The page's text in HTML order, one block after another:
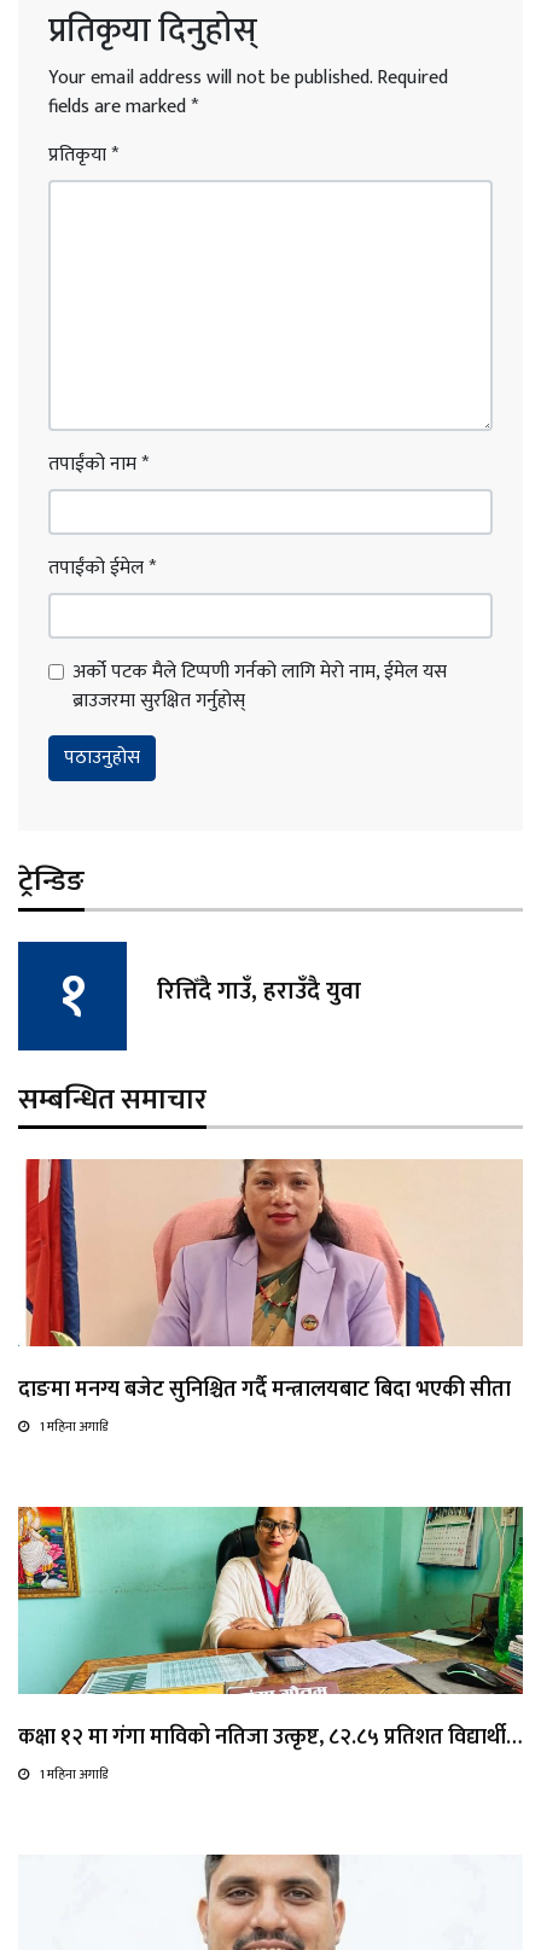
प्रतिकृया दिनुहोस्
Your email address will not be published.Required
fields are marked*
प्रतिकृया*
तपाईंको नाम*
तपाईंको ईमेल*
अर्को पटक मैले टिप्पणी गर्नको लागि मेरो नाम, ईमेल यस
ब्राउजरमा सुरक्षित गर्नुहोस्
ट्रेन्डिङ
रित्तिँदै गाउँ, हराउँदै युवा
सम्बन्धित समाचार
दाङमा मनग्य बजेट सुनिश्चित गर्दै मन्त्रालयबाट बिदा भएकी सीता
1 महिना अगाडि
कक्षा १२ मा गंगा माविको नतिजा उत्कृष्ट, ८२.८५ प्रतिशत विद्यार्थी…
1 महिना अगाडि